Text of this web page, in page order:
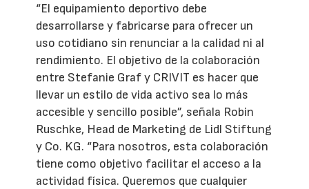
“El equipamiento deportivo debe
desarrollarse y fabricarse para ofrecer un
uso cotidiano sin renunciar a la calidad ni al
rendimiento. El objetivo de la colaboración
entre Stefanie Graf y CRIVIT es hacer que
llevar un estilo de vida activo sea lo más
accesible y sencillo posible”, señala Robin
Ruschke, Head de Marketing de Lidl Stiftung
y Co. KG. “Para nosotros, esta colaboración
tiene como objetivo facilitar el acceso a la
actividad física. Queremos que cualquier